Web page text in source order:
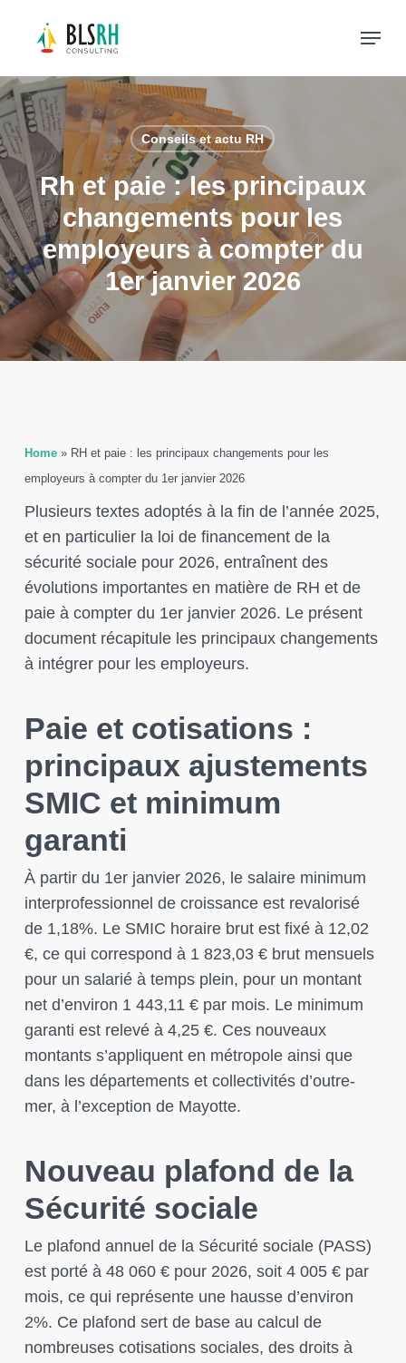
content
Menu
Conseils et actu RH
rh et paie : les principaux
changements pour les
employeurs à compter du
1er janvier 2026
Home» RH et paie : les principaux changements pour les
employeurs à compter du 1er janvier 2026
Plusieurs textes adoptés à la fin de l’année 2025,
et en particulier la loi de financement de la
sécurité sociale pour 2026, entraînent des
évolutions importantes en matière de RH et de
paie à compter du 1er janvier 2026. Le présent
document récapitule les principaux changements
à intégrer pour les employeurs.
Paie et cotisations :
principaux ajustements
SMIC et minimum
garanti
À partir du 1er janvier 2026, le salaire minimum
interprofessionnel de croissance est revalorisé
de 1,18%. Le SMIC horaire brut est fixé à 12,02
€, ce qui correspond à 1 823,03 € brut mensuels
pour un salarié à temps plein, pour un montant
net d’environ 1 443,11 € par mois. Le minimum
garanti est relevé à 4,25 €. Ces nouveaux
montants s’appliquent en métropole ainsi que
dans les départements et collectivités d’outre-
mer, à l’exception de Mayotte.
Nouveau plafond de la
Sécurité sociale
Le plafond annuel de la Sécurité sociale (PASS)
est porté à 48 060 € pour 2026, soit 4 005 € par
mois, ce qui représente une hausse d’environ
2%. Ce plafond sert de base au calcul de
nombreuses cotisations sociales, des droits à